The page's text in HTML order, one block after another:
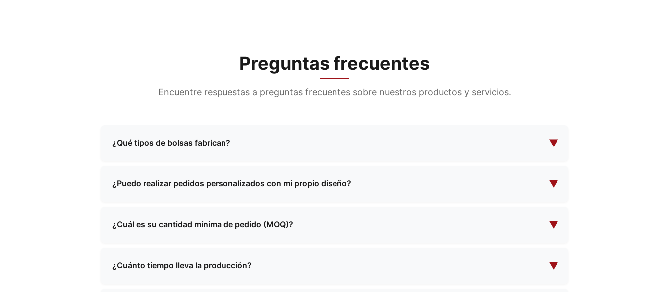
Preguntas frecuentes
Encuentre respuestas a preguntas frecuentes sobre nuestros productos y servicios.
¿Qué tipos de bolsas fabrican? ▼
maquillaje de noche, bolsos funcionales, bolsos escolares, bolsos para compras y mucho más. Ofrecemos tanto
diseños estándar como soluciones personalizadas para satisfacer sus necesidades específicas.
¿Puedo realizar pedidos personalizados con mi propio diseño? ▼
de diseño y nuestro equipo trabajará con usted para crear el producto perfecto que satisfaga sus necesidades.
¿Cuál es su cantidad mínima de pedido (MOQ)? ▼
nosotros con sus requisitos específicos y le proporcionaremos información detallada sobre la cantidad mínima de
pedido y los precios.
¿Cuánto tiempo lleva la producción? ▼